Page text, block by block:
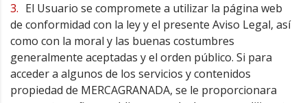
El Usuario se compromete a utilizar la página web
de conformidad con la ley y el presente Aviso Legal, así
como con la moral y las buenas costumbres
generalmente aceptadas y el orden público. Si para
acceder a algunos de los servicios y contenidos
propiedad de MERCAGRANADA, se le proporcionara